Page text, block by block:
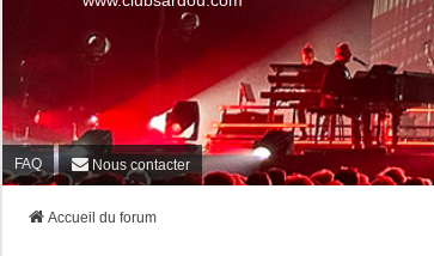
FAQ Nous contacter
Accueil du forum